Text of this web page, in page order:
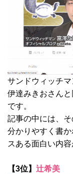
サンドウィッチ
伊達みきおさん
です。
記事の中には、
分かりやすく書
スある面白い内容
【3位】 辻希美